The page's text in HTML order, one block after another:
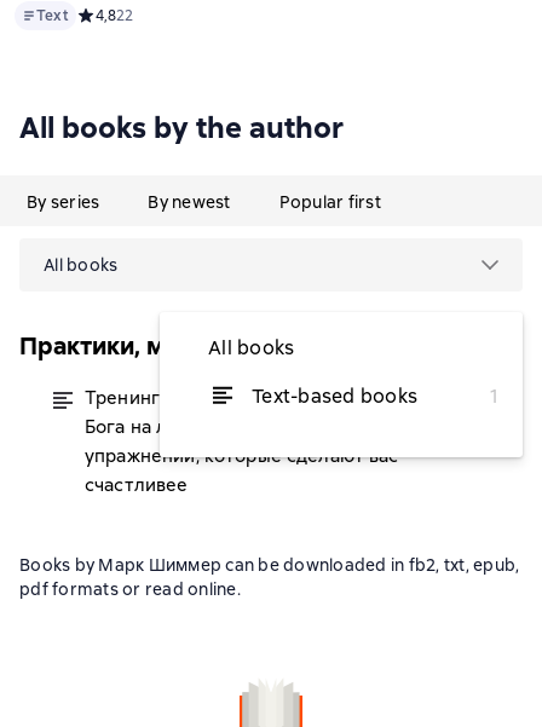
TextText Средний рейтинг 4,8 на основе 22 оценок
4,822
All books by the author
By series By newest Popular first
All books
All books
Text-based books
1
Практики, меняющие жизнь
Тренинг по Доналду Уолшу. Ответы
Бога на любые ваши вопросы. 50
упражнений, которые сделают вас
счастливее
from $3.64
Books by Марк Шиммер can be downloaded in fb2, txt, epub,
pdf formats or read online.